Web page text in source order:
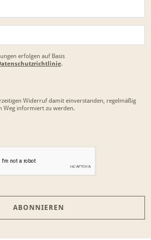
erfolgen auf Basis
.
Widerruf damit einverstanden, regelmäßig
Weg informiert zu werden.
ABONNIEREN